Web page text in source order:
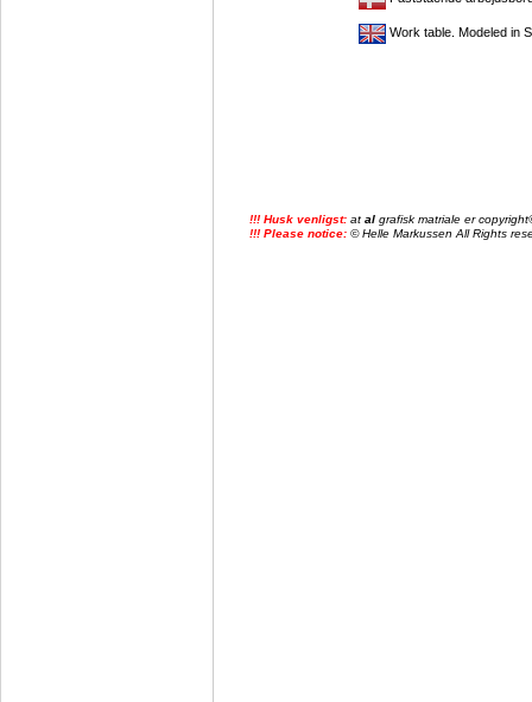
Work table. Modeled in
!!! Husk venligst: at al grafisk matriale er
!!! Please notice: © Helle Markussen All Rights